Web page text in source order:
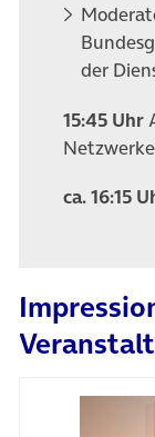
der
15:45 Uhr
ca. 16:15